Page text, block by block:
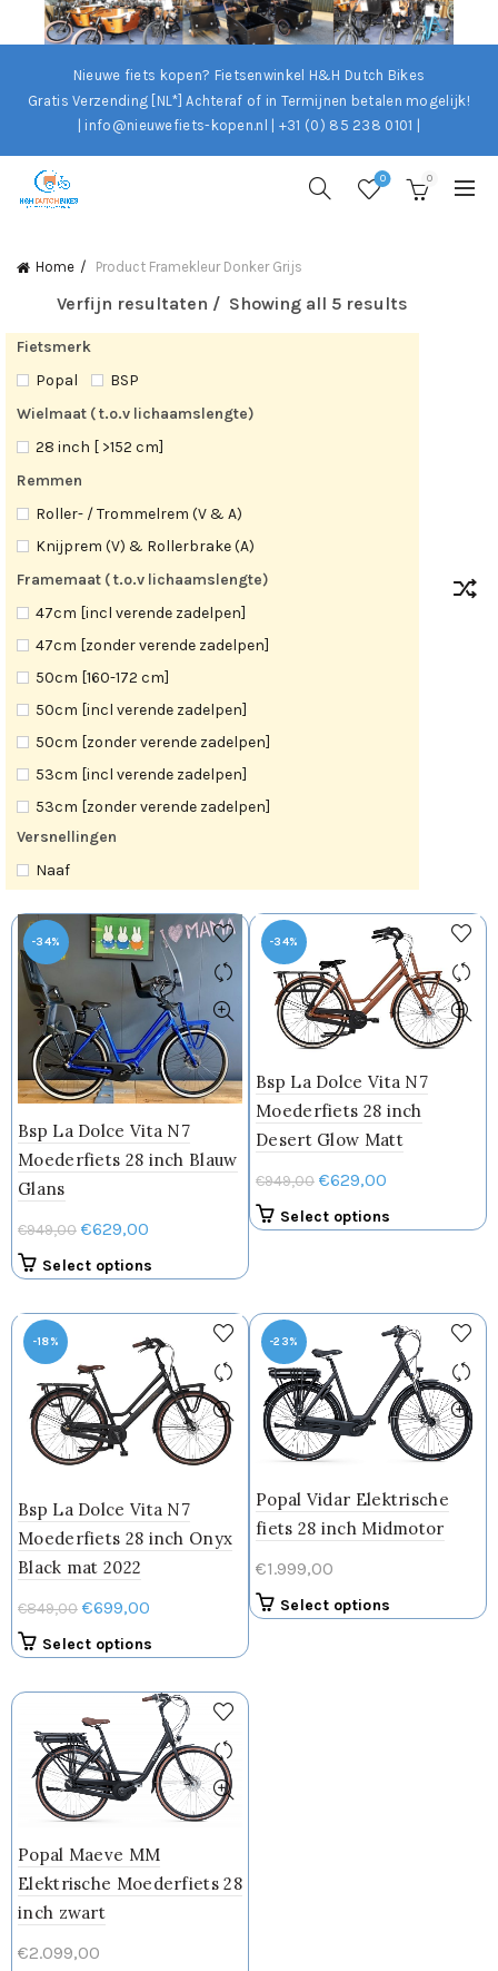
Nieuwe fiets kopen? Fietsenwinkel H&H Dutch Bikes
Gratis Verzending [NL*] Achteraf of in Termijnen betalen mogelijk!
| info@nieuwefiets-kopen.nl | +31 (0) 85 238 0101 |
0 0
Home Product FramekleurDonker Grijs
Verfijn resultaten Showing all 5 results
Fietsmerk
Popal
BSP
Wielmaat ( t.o.v lichaamslengte)
28 inch [ >152 cm]
Remmen
Roller- / Trommelrem (V & A)
Knijprem (V) & Rollerbrake (A)
Framemaat ( t.o.v lichaamslengte)
47cm [incl verende zadelpen]
47cm [zonder verende zadelpen]
50cm [160-172 cm]
50cm [incl verende zadelpen]
50cm [zonder verende zadelpen]
53cm [incl verende zadelpen]
53cm [zonder verende zadelpen]
57cm [174-185 cm]
57cm [incl verende zadelpen]
Versnellingen
Naaf
-34%
Bsp La Dolce Vita N7
Moederfiets 28 inch Blauw
Glans
€949,00 Oorspronkelijke
was:
€949,00.
€629,00
is:
€629,00.
Select options
heeft
meerdere
variaties.
Deze
optie
kan
gekozen
op
de
-34%
Bsp La Dolce Vita N7
Moederfiets 28 inch
Desert Glow Matt
€949,00 Oorspronkelijke
prijs
was:
€629,00
is:
Select options
variaties.
Deze
optie
kan
gekozen
worden
op
productpagina
-18%
Bsp La Dolce Vita N7
Moederfiets 28 inch Onyx
Black mat 2022
€849,00 Oorspronkelijke
prijs
was:
€849,00.
€699,00
is:
€699,00.
Select options
heeft
meerdere
variaties.
Deze
optie
kan
worden
op
-23%
Popal Vidar Elektrische
fiets 28 inch Midmotor
€1.999,00
Select options
Popal Maeve MM
Elektrische Moederfiets 28
inch zwart
€2.099,00